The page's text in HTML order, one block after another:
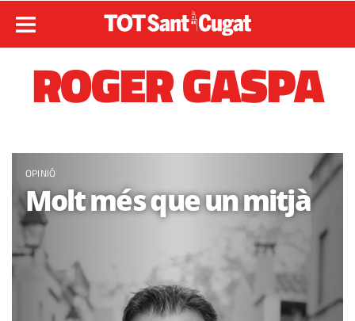
ROGER GASPA
OPINIÓ
Molt més que un mitjà